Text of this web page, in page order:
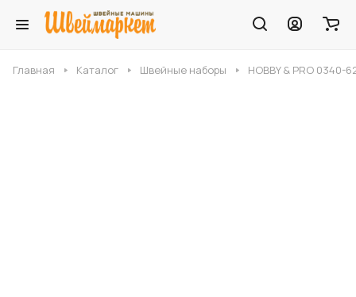
Главная Каталог Швейные наборы HOBBY & PRO 0340-